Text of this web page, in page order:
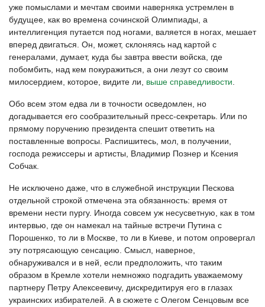
уже помыслами и мечтам своими наверняка устремлен в
будущее, как во времена сочинской Олимпиады, а
интеллигенция путается под ногами, валяется в ногах, мешает
вперед двигаться. Он, может, склоняясь над картой с
генералами, думает, куда бы завтра ввести войска, где
побомбить, над кем покуражиться, а они лезут со своим
милосердием, которое, видите ли, выше справедливости
Обо всем этом едва ли в точности осведомлен, но
догадывается его сообразительный пресс-секретарь. Или по
прямому поручению президента спешит ответить на
поставленные вопросы. Распишитесь, мол, в получении,
господа режиссеры и артисты, Владимир Познер и Ксения
Собчак.
Не исключено даже, что в служебной инструкции Пескова
отдельной строкой отмечена эта обязанность: время от
времени нести пургу. Иногда совсем уж несусветную, как в том
интервью, где он намекал на тайные встречи Путина с
Порошенко, то ли в Москве, то ли в Киеве, и потом опровергал
эту потрясающую сенсацию. Смысл, наверное,
обнаруживался и в ней, если предположить, что таким
образом в Кремле хотели немножко подгадить уважаемому
партнеру Петру Алексеевичу, дискредитируя его в глазах
украинских избирателей. А в сюжете с Олегом Сенцовым все